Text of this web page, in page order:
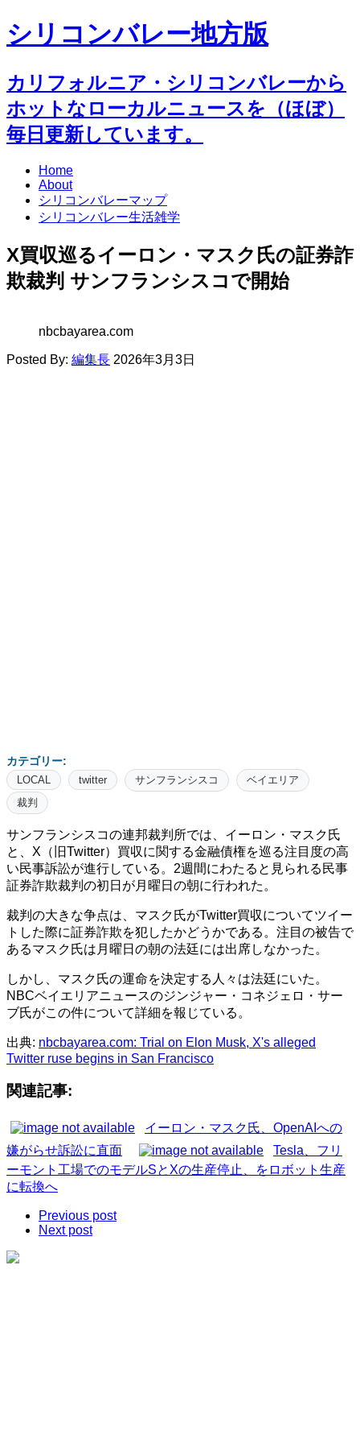
シリコンバレー地方版
カリフォルニア・シリコンバレーから
ホットなローカルニュースを（ほぼ）
毎日更新しています。
Home
About
シリコンバレーマップ
シリコンバレー生活雑学
X買収巡るイーロン・マスク氏の証券詐
欺裁判 サンフランシスコで開始
nbcbayarea.com
Posted By: 編集長 2026年3月3日
カテゴリー:
LOCAL twitter サンフランシスコ
ベイエリア
裁判
サンフランシスコの連邦裁判所では、イーロン・マスク氏
と、X（旧Twitter）買収に関する金融債権を巡る注目度の高
い民事訴訟が進行している。2週間にわたると見られる民事
証券詐欺裁判の初日が月曜日の朝に行われた。
裁判の大きな争点は、マスク氏がTwitter買収についてツイー
トした際に証券詐欺を犯したかどうかである。注目の被告で
あるマスク氏は月曜日の朝の法廷には出席しなかった。
しかし、マスク氏の運命を決定する人々は法廷にいた。
NBCベイエリアニュースのジンジャー・コネジェロ・サー
ブ氏がこの件について詳細を報じている。
出典: nbcbayarea.com: Trial on Elon Musk, X's alleged
Twitter ruse begins in San Francisco
関連記事:
イーロン・マスク氏、OpenAIへの
嫌がらせ訴訟に直面
Tesla、フリ
ーモント工場でのモデルSとXの生産停止、をロボット生産
に転換へ
Previous post
Next post